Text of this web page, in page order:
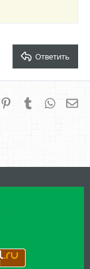
Ответить
PinterestTumblr